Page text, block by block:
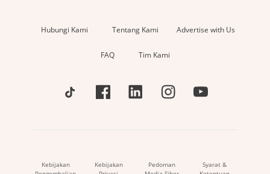
Hubungi Kami Tentang Kami Advertise with Us
FAQ Tim Kami
Kebijakan
Kebijakan
Pedoman
Syarat &